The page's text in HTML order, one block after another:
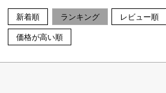
新着順 ランキング レビュー順
価格が高い順